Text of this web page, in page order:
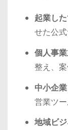
起業し
せた公
個人事
整え、
中小企業
営業ツ
地域ビ